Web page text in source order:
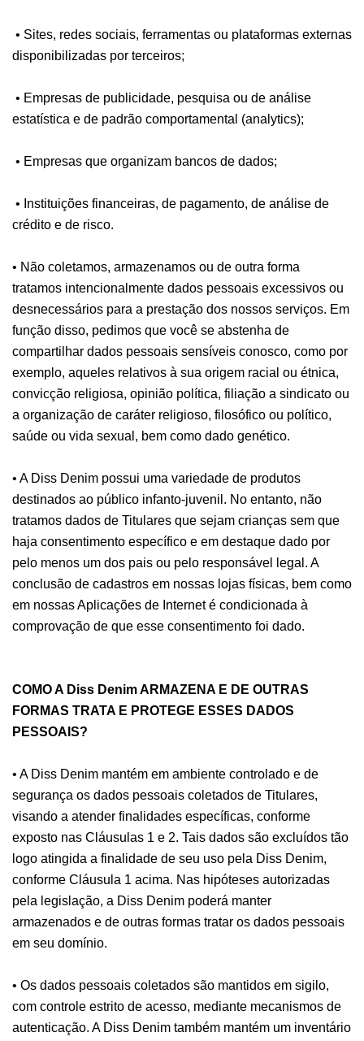
• Sites, redes sociais, ferramentas ou plataformas externas
disponibilizadas por terceiros;
• Empresas de publicidade, pesquisa ou de análise
estatística e de padrão comportamental (analytics);
• Empresas que organizam bancos de dados;
• Instituições financeiras, de pagamento, de análise de
crédito e de risco.
• Não coletamos, armazenamos ou de outra forma
tratamos intencionalmente dados pessoais excessivos ou
desnecessários para a prestação dos nossos serviços. Em
função disso, pedimos que você se abstenha de
compartilhar dados pessoais sensíveis conosco, como por
exemplo, aqueles relativos à sua origem racial ou étnica,
convicção religiosa, opinião política, filiação a sindicato ou
a organização de caráter religioso, filosófico ou político,
saúde ou vida sexual, bem como dado genético.
• A Diss Denim possui uma variedade de produtos
destinados ao público infanto-juvenil. No entanto, não
tratamos dados de Titulares que sejam crianças sem que
haja consentimento específico e em destaque dado por
pelo menos um dos pais ou pelo responsável legal. A
conclusão de cadastros em nossas lojas físicas, bem como
em nossas Aplicações de Internet é condicionada à
comprovação de que esse consentimento foi dado.
COMO A Diss Denim ARMAZENA E DE OUTRAS
FORMAS TRATA E PROTEGE ESSES DADOS
PESSOAIS?
• A Diss Denim mantém em ambiente controlado e de
segurança os dados pessoais coletados de Titulares,
visando a atender finalidades específicas, conforme
exposto nas Cláusulas 1 e 2. Tais dados são excluídos tão
logo atingida a finalidade de seu uso pela Diss Denim,
conforme Cláusula 1 acima. Nas hipóteses autorizadas
pela legislação, a Diss Denim poderá manter
armazenados e de outras formas tratar os dados pessoais
em seu domínio.
• Os dados pessoais coletados são mantidos em sigilo,
com controle estrito de acesso, mediante mecanismos de
autenticação. A Diss Denim também mantém um inventário